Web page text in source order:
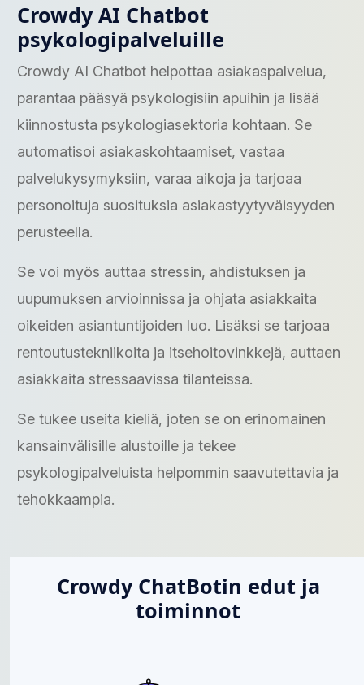
Crowdy AI Chatbot
psykologipalveluille
Crowdy AI Chatbot helpottaa asiakaspalvelua,
parantaa pääsyä psykologisiin apuihin ja lisää
kiinnostusta psykologiasektoria kohtaan. Se
automatisoi asiakaskohtaamiset, vastaa
palvelukysymyksiin, varaa aikoja ja tarjoaa
personoituja suosituksia asiakastyytyväisyyden
perusteella.
Se voi myös auttaa stressin, ahdistuksen ja
uupumuksen arvioinnissa ja ohjata asiakkaita
oikeiden asiantuntijoiden luo. Lisäksi se tarjoaa
rentoutustekniikoita ja itsehoitovinkkejä, auttaen
asiakkaita stressaavissa tilanteissa.
Se tukee useita kieliä, joten se on erinomainen
kansainvälisille alustoille ja tekee
psykologipalveluista helpommin saavutettavia ja
tehokkaampia.
Crowdy ChatBotin edut ja
toiminnot